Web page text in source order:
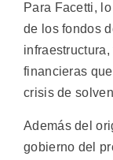
Para Facetti,
de los fondos
financieras
crisis de
Además del
gobierno del